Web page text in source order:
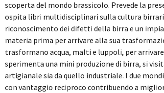
scoperta del mondo brassicolo. Prevede la
ospita libri multidisciplinari sulla cultura
riconoscimento dei difetti della birra e un
materia prima per arrivare alla sua
trasformano acqua, malti e luppoli, per
sperimenta una mini produzione di birra, si
artigianale sia da quello industriale. I due
con vantaggio reciproco contribuendo a